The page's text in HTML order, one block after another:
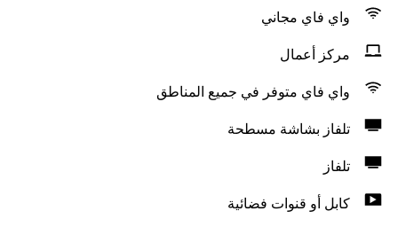
واي فاي مجاني
مركز أعمال
واي فاي متوفر في جميع المناطق
تلفاز بشاشة مسطحة
تلفاز
كابل أو قنوات فضائية